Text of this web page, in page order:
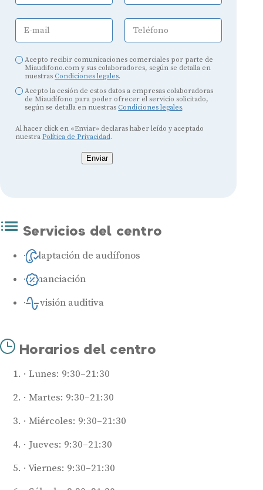
E-mail Teléfono
Acepto recibir comunicaciones comerciales por parte de
Miaudifono.com y sus colaboradores, según se detalla en
nuestras Condiciones legales.
Acepto la cesión de estos datos a empresas colaboradoras
de Miaudífono para poder ofrecer el servicio solicitado,
según se detalla en nuestras Condiciones legales.
Al hacer click en «Enviar» declaras haber leído y aceptado
nuestra Política de Privacidad.
Enviar
Servicios del centro
Adaptación de audífonos
Financiación
Revisión auditiva
Horarios del centro
Lunes: 9:30–21:30
Martes: 9:30–21:30
Miércoles: 9:30–21:30
Jueves: 9:30–21:30
Viernes: 9:30–21:30